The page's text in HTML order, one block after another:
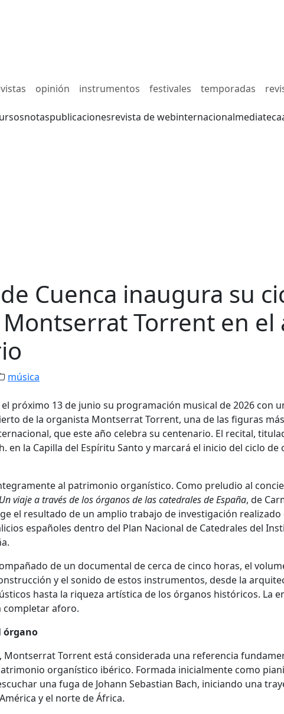
opinión instrumentos festivales temporadas
notaspublicacionesrevista de webinternacionalmediateca
Cuenca inaugura su
Torrent en el
música
próximo 13 de junio su programación musical de 2026 con
de la organista Montserrat Torrent, una de las figuras
que este año celebra su centenario. El recital,
en la Capilla del Espíritu Santo y marcará el inicio del ciclo de
al patrimonio organístico. Como preludio al
viaje a través de los órganos de las catedrales de España, de
el resultado de un amplio trabajo de investigación realizado
españoles dentro del Plan Nacional de Catedrales del
de un documental de cerca de cinco horas, el
y el sonido de estos instrumentos, desde la
hasta la riqueza artística de los órganos históricos. La
completar aforo.
órgano
Montserrat Torrent está considerada una referencia
organístico ibérico. Formada inicialmente como
una fuga de Johann Sebastian Bach, iniciando una
y el norte de África.